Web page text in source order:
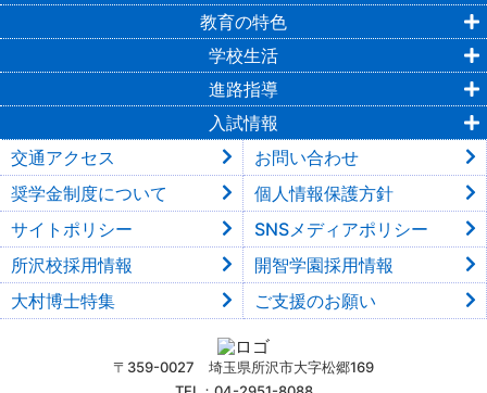
〒359-0027 埼玉県所沢市大字松郷169
教育の特色
学校生活
進路指導
入試情報
交通アクセス
お問い合わせ
奨学金制度について
個人情報保護方針
サイトポリシー
SNSメディアポリシー
所沢校採用情報
開智学園採用情報
大村博士特集
ご支援のお願い